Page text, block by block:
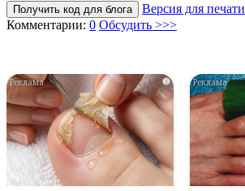
Получить код для блога
Версия для печати
Комментарии: 0 Обсудить >>>
i